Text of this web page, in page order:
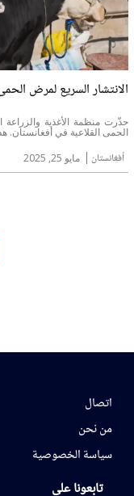
الانتشار السريع لمرض
أفغانستان مايو 25, 2025
الحمى القلاعية في أفغانستان. هذا المرض فيروسي وشديد...
اتصال
من نحن
سياسة الخصوصية
تابعونا على